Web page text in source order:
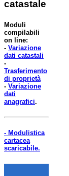
catastale
Moduli
compilabili
on line:
- Variazione
dati catastali
-
Trasferimento
di proprietà
- Variazione
dati
anagrafici.
- Modulistica
cartacea
scaricabile.